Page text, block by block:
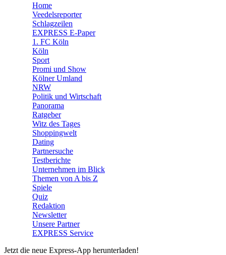
🛒 Shoppingwelt
Home
Veedelsreporter
Schlagzeilen
EXPRESS E-Paper
1. FC Köln
Köln
Sport
Promi und Show
Kölner Umland
NRW
Politik und Wirtschaft
Panorama
Ratgeber
Witz des Tages
Shoppingwelt
Dating
Partnersuche
Testberichte
Unternehmen im Blick
Themen von A bis Z
Spiele
Quiz
Redaktion
Newsletter
Unsere Partner
EXPRESS Service
Jetzt die neue Express-App herunterladen!